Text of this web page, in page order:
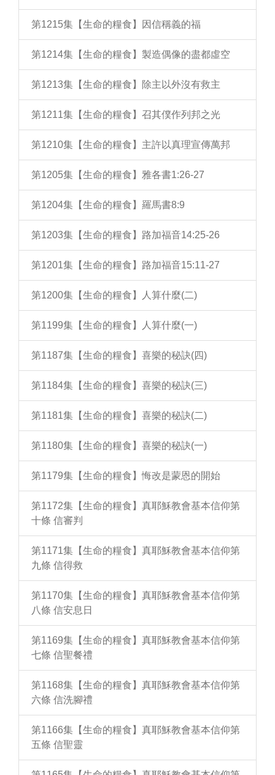
第1215集【生命的糧食】因信稱義的福
第1214集【生命的糧食】製造偶像的盡都虛空
第1213集【生命的糧食】除主以外沒有救主
第1211集【生命的糧食】召其僕作列邦之光
第1210集【生命的糧食】主許以真理宣傳萬邦
第1205集【生命的糧食】雅各書1:26-27
第1204集【生命的糧食】羅馬書8:9
第1203集【生命的糧食】路加福音14:25-26
第1201集【生命的糧食】路加福音15:11-27
第1200集【生命的糧食】人算什麼(二)
第1199集【生命的糧食】人算什麼(一)
第1187集【生命的糧食】喜樂的秘訣(四)
第1184集【生命的糧食】喜樂的秘訣(三)
第1181集【生命的糧食】喜樂的秘訣(二)
第1180集【生命的糧食】喜樂的秘訣(一)
第1179集【生命的糧食】悔改是蒙恩的開始
第1172集【生命的糧食】真耶穌教會基本信仰第
十條 信審判
第1171集【生命的糧食】真耶穌教會基本信仰第
九條 信得救
第1170集【生命的糧食】真耶穌教會基本信仰第
八條 信安息日
第1169集【生命的糧食】真耶穌教會基本信仰第
七條 信聖餐禮
第1168集【生命的糧食】真耶穌教會基本信仰第
六條 信洗腳禮
第1166集【生命的糧食】真耶穌教會基本信仰第
五條 信聖靈